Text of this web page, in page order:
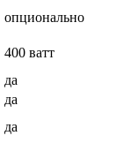
опционально
400 ватт
да
да
да